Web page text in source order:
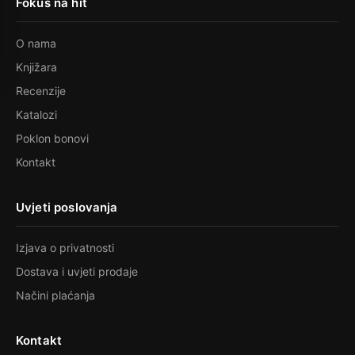
O nama
Knjižara
Recenzije
Katalozi
Poklon bonovi
Kontakt
Uvjeti poslovanja
Izjava o privatnosti
Dostava i uvjeti prodaje
Načini plaćanja
Kontakt